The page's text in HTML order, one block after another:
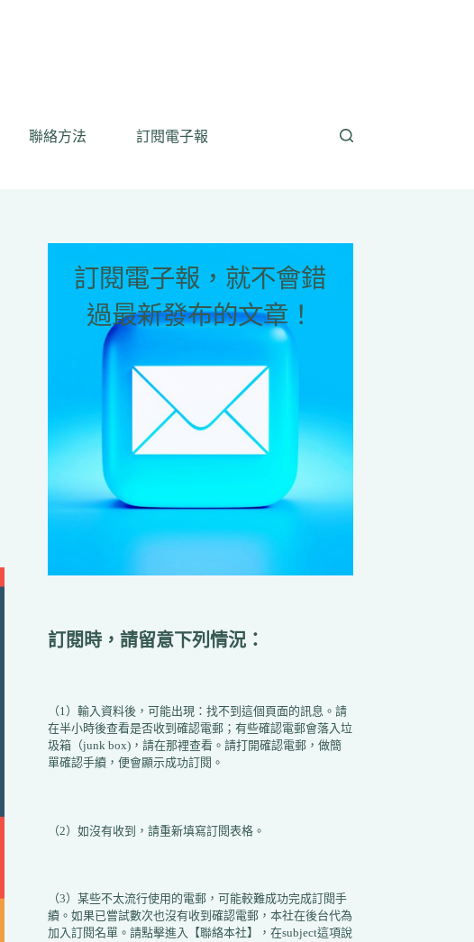
聯絡方法 訂閱電子報
訂閱電子報，就不會錯
過最新發布的文章！
訂閱時，請留意下列情況：
（1）輸入資料後，可能出現：找不到這個頁面的訊息。請
在半小時後查看是否收到確認電郵；有些確認電郵會落入垃
圾箱（junk box)，請在那裡查看。請打開確認電郵，做簡
單確認手續，便會顯示成功訂閱。
（2）如沒有收到，請重新填寫訂閱表格。
（3）某些不太流行使用的電郵，可能較難成功完成訂閱手
續。如果已嘗試數次也沒有收到確認電郵，本社在後台代為
加入訂閱名單。請點擊進入【聯絡本社】，在subject這項說